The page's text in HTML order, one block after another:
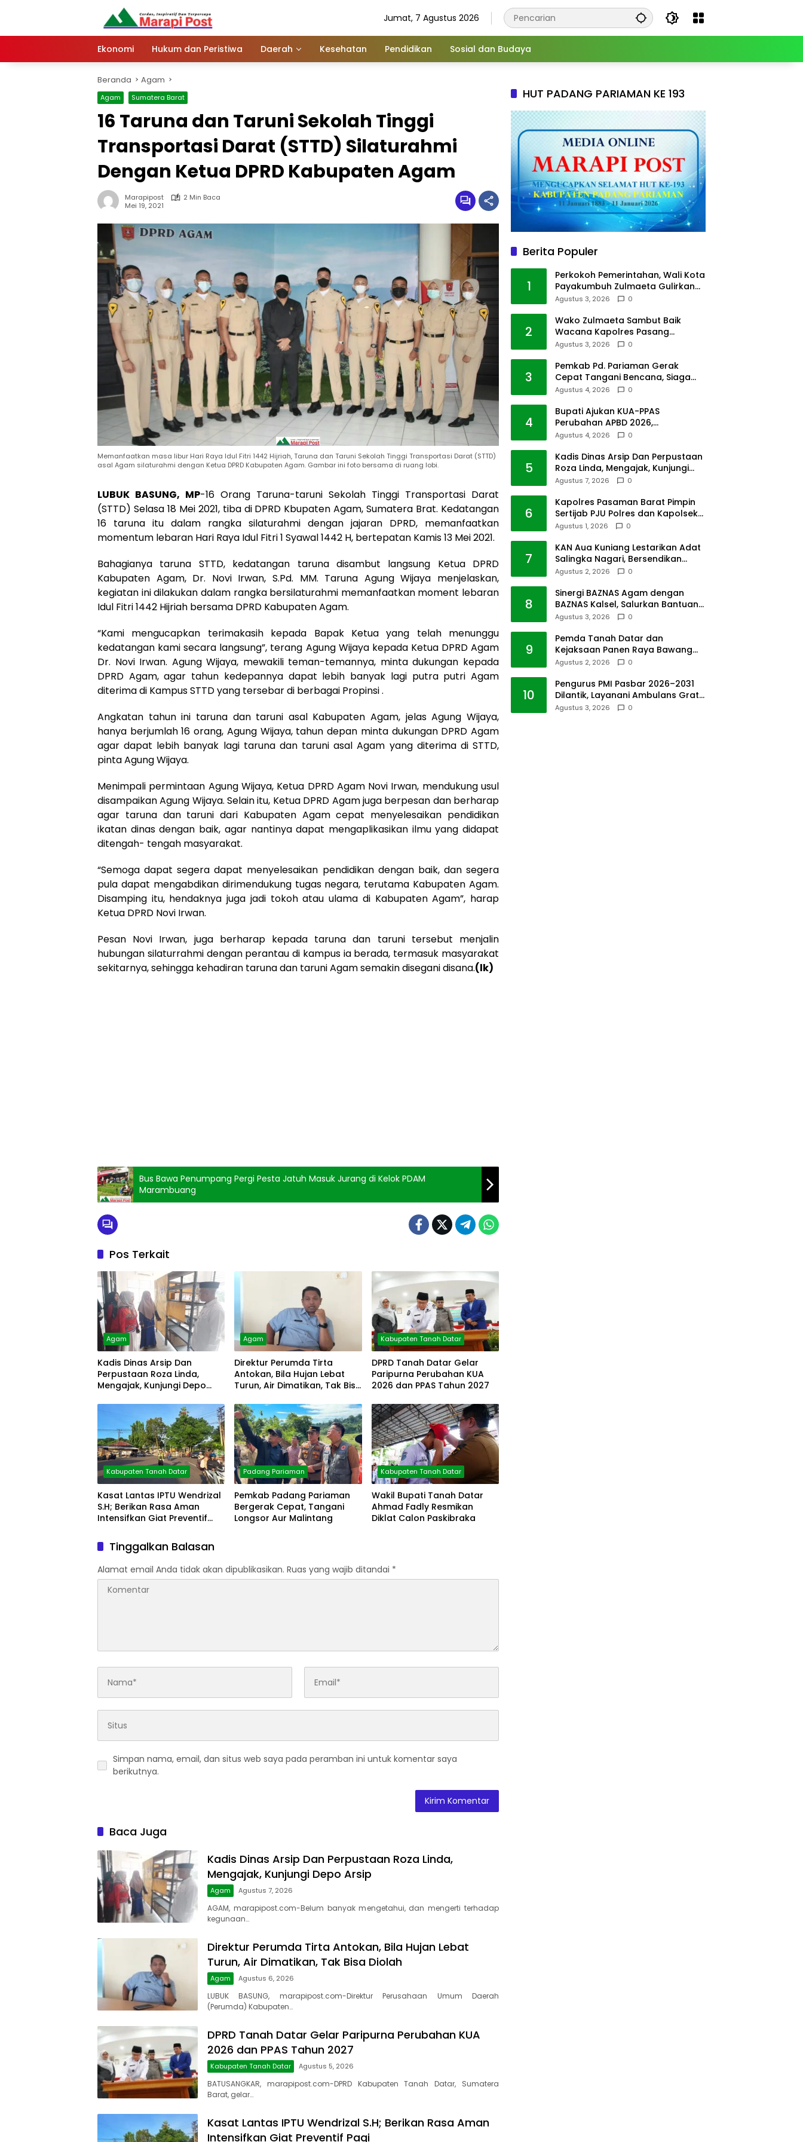
Jumat, 7 Agustus 2026
Ekonomi Hukum dan Peristiwa Daerah Kesehatan Pendidikan Sosial dan Budaya
Beranda Agam
Agam Sumatera Barat
16 Taruna dan Taruni Sekolah Tinggi
Transportasi Darat (STTD) Silaturahmi
Dengan Ketua DPRD Kabupaten Agam
Marapipost
2 Min Baca
Mei 19, 2021
Memanfaatkan masa libur Hari Raya Idul Fitri 1442 Hijriah, Taruna dan Taruni Sekolah Tinggi Transportasi Darat (STTD)
asal Agam silaturahmi dengan Ketua DPRD Kabupaten Agam. Gambar ini foto bersama di ruang lobi.
LUBUK BASUNG, MP-16 Orang Taruna-taruni Sekolah Tinggi Transportasi Darat
(STTD) Selasa 18 Mei 2021, tiba di DPRD Kbupaten Agam, Sumatera Brat. Kedatangan
16 taruna itu dalam rangka silaturahmi dengan jajaran DPRD, memanfaatkan
momentum lebaran Hari Raya Idul Fitri 1 Syawal 1442 H, bertepatan Kamis 13 Mei 2021.
Bahagianya taruna STTD, kedatangan taruna disambut langsung Ketua DPRD
Kabupaten Agam, Dr. Novi Irwan, S.Pd. MM. Taruna Agung Wijaya menjelaskan,
kegiatan ini dilakukan dalam rangka bersilaturahmi memanfaatkan moment lebaran
Idul Fitri 1442 Hijriah bersama DPRD Kabupaten Agam.
“Kami mengucapkan terimakasih kepada Bapak Ketua yang telah menunggu
kedatangan kami secara langsung”, terang Agung Wijaya kepada Ketua DPRD Agam
Dr. Novi Irwan. Agung Wijaya, mewakili teman-temannya, minta dukungan kepada
DPRD Agam, agar tahun kedepannya dapat lebih banyak lagi putra putri Agam
diterima di Kampus STTD yang tersebar di berbagai Propinsi .
Angkatan tahun ini taruna dan taruni asal Kabupaten Agam, jelas Agung Wijaya,
hanya berjumlah 16 orang, Agung Wijaya, tahun depan minta dukungan DPRD Agam
agar dapat lebih banyak lagi taruna dan taruni asal Agam yang diterima di STTD,
pinta Agung Wijaya.
Menimpali permintaan Agung Wijaya, Ketua DPRD Agam Novi Irwan, mendukung usul
disampaikan Agung Wijaya. Selain itu, Ketua DPRD Agam juga berpesan dan berharap
agar taruna dan taruni dari Kabupaten Agam cepat menyelesaikan pendidikan
ikatan dinas dengan baik, agar nantinya dapat mengaplikasikan ilmu yang didapat
ditengah- tengah masyarakat.
“Semoga dapat segera dapat menyelesaikan pendidikan dengan baik, dan segera
pula dapat mengabdikan dirimendukung tugas negara, terutama Kabupaten Agam.
Disamping itu, hendaknya juga jadi tokoh atau ulama di Kabupaten Agam”, harap
Ketua DPRD Novi Irwan.
Pesan Novi Irwan, juga berharap kepada taruna dan taruni tersebut menjalin
hubungan silaturrahmi dengan perantau di kampus ia berada, termasuk masyarakat
sekitarnya, sehingga kehadiran taruna dan taruni Agam semakin disegani disana.(lk)
Bus Bawa Penumpang Pergi Pesta Jatuh Masuk Jurang di Kelok PDAM
Marambuang
Pos Terkait
Agam
Kadis Dinas Arsip Dan
Perpustaan Roza Linda,
Mengajak, Kunjungi Depo
Agam
Direktur Perumda Tirta
Antokan, Bila Hujan Lebat
Turun, Air Dimatikan, Tak Bisa
Kabupaten Tanah Datar
DPRD Tanah Datar Gelar
Paripurna Perubahan KUA
2026 dan PPAS Tahun 2027
Kabupaten Tanah Datar
Kasat Lantas IPTU Wendrizal
S.H; Berikan Rasa Aman
Intensifkan Giat Preventif
Padang Pariaman
Pemkab Padang Pariaman
Bergerak Cepat, Tangani
Longsor Aur Malintang
Kabupaten Tanah Datar
Wakil Bupati Tanah Datar
Ahmad Fadly Resmikan
Diklat Calon Paskibraka
Tinggalkan Balasan
Alamat email Anda tidak akan dipublikasikan. Ruas yang wajib ditandai *
Simpan nama, email, dan situs web saya pada peramban ini untuk komentar saya
berikutnya.
Baca Juga
Kadis Dinas Arsip Dan Perpustaan Roza Linda,
Mengajak, Kunjungi Depo Arsip
Agam Agustus 7, 2026
AGAM, marapipost.com-Belum banyak mengetahui, dan mengerti terhadap
kegunaan…
Direktur Perumda Tirta Antokan, Bila Hujan Lebat
Turun, Air Dimatikan, Tak Bisa Diolah
Agam Agustus 6, 2026
LUBUK BASUNG, marapipost.com-Direktur Perusahaan Umum Daerah
(Perumda) Kabupaten…
DPRD Tanah Datar Gelar Paripurna Perubahan KUA
2026 dan PPAS Tahun 2027
Kabupaten Tanah Datar Agustus 5, 2026
BATUSANGKAR, marapipost.com-DPRD Kabupaten Tanah Datar, Sumatera
Barat, gelar…
Kasat Lantas IPTU Wendrizal S.H; Berikan Rasa Aman
Intensifkan Giat Preventif Pagi
HUT PADANG PARIAMAN KE 193
Berita Populer
1
Perkokoh Pemerintahan, Wali Kota
Payakumbuh Zulmaeta Gulirkan
Jabatan
Agustus 3, 2026 0
2
Wako Zulmaeta Sambut Baik
Wacana Kapolres Pasang
Kamera Pantau Lalin
Agustus 3, 2026 0
3
Pemkab Pd. Pariaman Gerak
Cepat Tangani Bencana, Siaga
Cuaca Ekstrem
Agustus 4, 2026 0
4
Bupati Ajukan KUA-PPAS
Perubahan APBD 2026,
Pendapatan Pasbar Naik 15
Agustus 4, 2026 0
5
Kadis Dinas Arsip Dan Perpustaan
Roza Linda, Mengajak, Kunjungi
Depo Arsip
Agustus 7, 2026 0
6
Kapolres Pasaman Barat Pimpin
Sertijab PJU Polres dan Kapolsek
Sungai Beremas
Agustus 1, 2026 0
7
KAN Aua Kuniang Lestarikan Adat
Salingka Nagari, Bersendikan
Kitabullah
Agustus 2, 2026 0
8
Sinergi BAZNAS Agam dengan
BAZNAS Kalsel, Salurkan Bantuan
Bencana Alam
Agustus 3, 2026 0
9
Pemda Tanah Datar dan
Kejaksaan Panen Raya Bawang
Merah di Sawah Tangah
Agustus 2, 2026 0
10
Pengurus PMI Pasbar 2026–2031
Dilantik, Layanani Ambulans Gratis
ke Padang
Agustus 3, 2026 0